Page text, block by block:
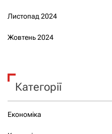
Листопад 2024
Жовтень 2024
Категорії
Економіка